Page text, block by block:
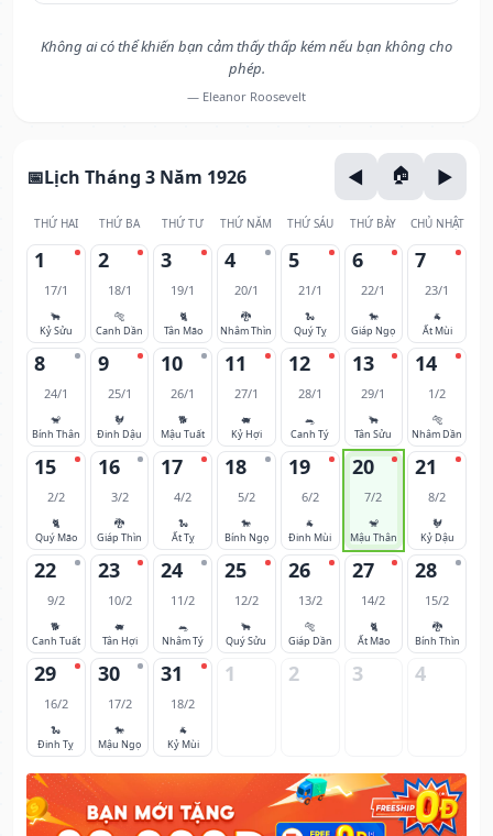
Không ai có thể khiến bạn cảm thấy thấp kém nếu bạn không cho
phép.
— Eleanor Roosevelt
Lịch Tháng 3 Năm 1926
THỨ HAI THỨ BA THỨ TƯ THỨ NĂM THỨ SÁU THỨ BẢY CHỦ NHẬT
1
17/1
🐂
Kỷ Sửu
2
18/1
🐅
Canh Dần
3
19/1
🐈
Tân Mão
4
20/1
🐉
Nhâm Thìn
5
21/1
🐍
Quý Tỵ
6
22/1
🐎
Giáp Ngọ
7
23/1
🐐
Ất Mùi
8
24/1
🐒
Bính Thân
9
25/1
🐓
Đinh Dậu
10
26/1
🐕
Mậu Tuất
11
27/1
🐖
Kỷ Hợi
12
28/1
🐀
Canh Tý
13
29/1
🐂
Tân Sửu
14
1/2
🐅
Nhâm Dần
15
2/2
🐈
Quý Mão
16
3/2
🐉
Giáp Thìn
17
4/2
🐍
Ất Tỵ
18
5/2
🐎
Bính Ngọ
19
6/2
🐐
Đinh Mùi
20
7/2
🐒
Mậu Thân
21
8/2
🐓
Kỷ Dậu
22
9/2
🐕
Canh Tuất
23
10/2
🐖
Tân Hợi
24
11/2
🐀
Nhâm Tý
25
12/2
🐂
Quý Sửu
26
13/2
🐅
Giáp Dần
27
14/2
🐈
Ất Mão
28
15/2
🐉
Bính Thìn
29
16/2
🐍
Đinh Tỵ
30
17/2
🐎
Mậu Ngọ
31
18/2
🐐
Kỷ Mùi
1 2 3 4